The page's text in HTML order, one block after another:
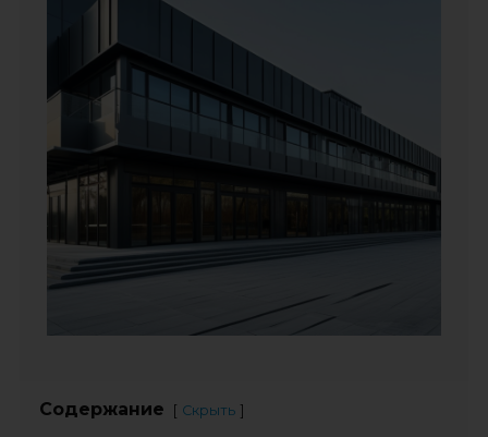
Содержание [ Скрыть ]